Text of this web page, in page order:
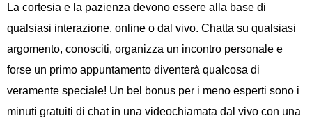
La cortesia e la pazienza devono essere alla base di
qualsiasi interazione, online o dal vivo. Chatta su qualsiasi
argomento, conosciti, organizza un incontro personale e
forse un primo appuntamento diventerà qualcosa di
veramente speciale! Un bel bonus per i meno esperti sono i
minuti gratuiti di chat in una videochiamata dal vivo con una